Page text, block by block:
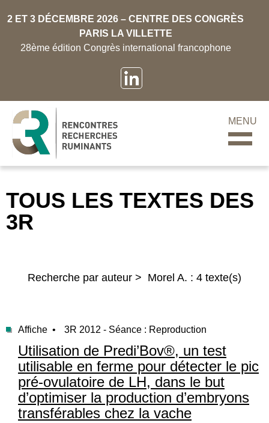
2 ET 3 DÉCEMBRE 2026 – CENTRE DES CONGRÈS
PARIS LA VILLETTE
28ème édition Congrès international francophone
MENU
TOUS LES TEXTES DES
3R
Recherche par auteur > Morel A. : 4 texte(s)
Affiche • 3R 2012 - Séance : Reproduction
Utilisation de Predi’Bov®, un test
utilisable en ferme pour détecter le pic
pré-ovulatoire de LH, dans le but
d’optimiser la production d’embryons
transférables chez la vache